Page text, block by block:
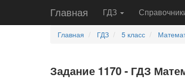
Главная ГДЗ
Главная ГДЗ 5 класс
Задание 1170 - ГДЗ